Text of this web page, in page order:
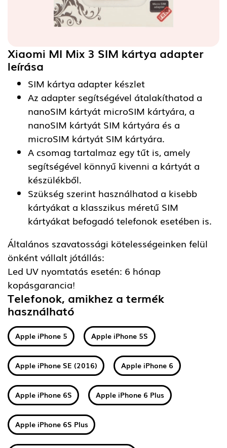
Xiaomi MI Mix 3 SIM kártya adapter
leírása
SIM kártya adapter készlet
Az adapter segítségével átalakíthatod a
nanoSIM kártyát microSIM kártyára, a
nanoSIM kártyát SIM kártyára és a
microSIM kártyát SIM kártyára.
A csomag tartalmaz egy tűt is, amely
segítségével könnyű kivenni a kártyát a
készülékből.
Szükség szerint használhatod a kisebb
kártyákat a klasszikus méretű SIM
kártyákat befogadó telefonok esetében is.
Általános szavatossági kötelességeinken felül
önként vállalt jótállás:
Led UV nyomtatás esetén: 6 hónap
kopásgarancia!
Telefonok, amikhez a termék
használható
Apple iPhone 5 Apple iPhone 5S
Apple iPhone SE (2016) Apple iPhone 6
Apple iPhone 6S Apple iPhone 6 Plus
Apple iPhone 6S Plus